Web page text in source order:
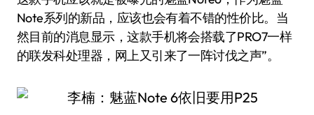
Note系列的新品，应该也会有着不错的性价比。当
然目前的消息显示，这款手机将会搭载了PRO7一样
的联发科处理器，网上又引来了一阵讨伐之声”。